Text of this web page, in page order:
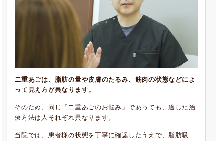
二重あごは、脂肪の量や皮膚のたるみ、筋肉の状態などによ
って見え方が異なります。
そのため、同じ「二重あごのお悩み」であっても、適した治
療方法は人それぞれ異なります。
当院では、患者様の状態を丁寧に確認したうえで、脂肪吸